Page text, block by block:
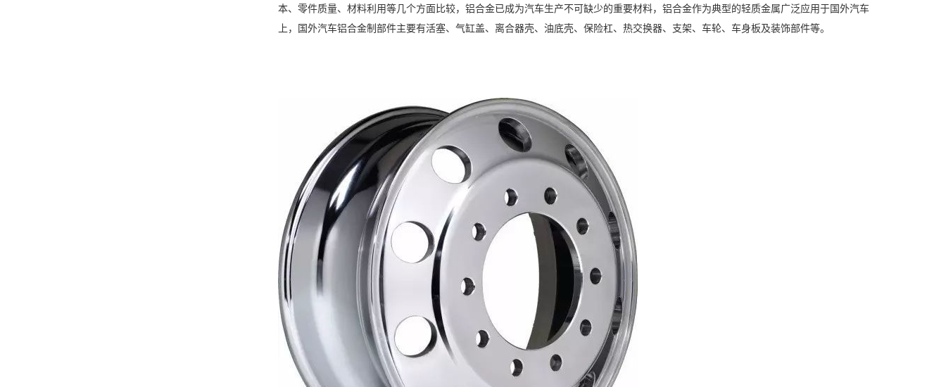
本、零件质量、材料利用等几个方面比较，铝合金已成为汽车生产不可缺少的重要材料，铝合金作为典型的轻质金属广泛应用于国外汽车
上，国外汽车铝合金制部件主要有活塞、气缸盖、离合器壳、油底壳、保险杠、热交换器、支架、车轮、车身板及装饰部件等。